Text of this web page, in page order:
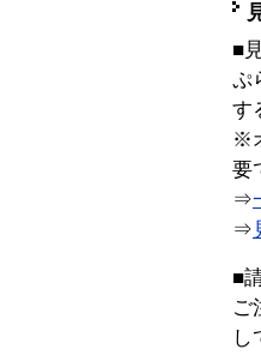
■
ぷ
す
※
要
⇒
⇒
■
ご
し